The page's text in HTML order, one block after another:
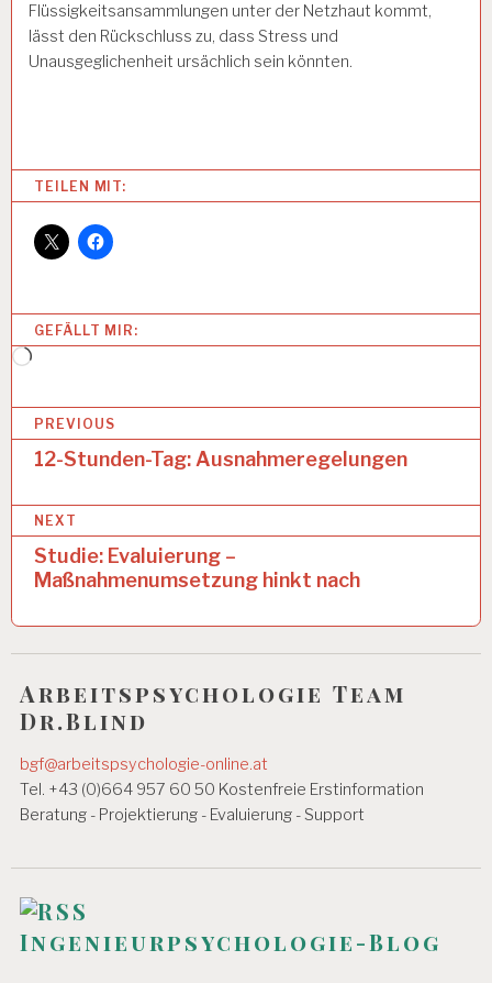
Flüssigkeitsansammlungen unter der Netzhaut kommt,
lässt den Rückschluss zu, dass Stress und
Unausgeglichenheit ursächlich sein könnten.
Categories:
2
-
U
N
-
A
R
I
S
T
G
T
A
E
W
H
0
TEILEN MIT:
GEFÄLLT MIR:
Wird
B
i
t
r
s
n
a
v
i
g
a
t
PREVIOUS
12-Stunden-Tag: Ausnahmeregelungen
NEXT
Studie: Evaluierung –
Maßnahmenumsetzung hinkt nach
Arbeitspsychologie Team
Dr.Blind
bgf@arbeitspsychologie-online.at
Tel. +43 (0)664 957 60 50 Kostenfreie Erstinformation
Beratung - Projektierung - Evaluierung - Support
Ingenieurpsychologie-Blog